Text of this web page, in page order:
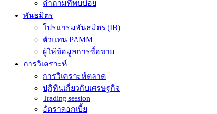
คำถามที่พบบ่อย
พันธมิตร
โปรแกรมพันธมิตร (IB)
ตัวแทน PAMM
ผู้ให้ข้อมูลการซื้อขาย
การวิเคราะห์
การวิเคราะห์ตลาด
ปฏิทินเกี่ยวกับเศรษฐกิจ
Trading session
อัตราดอกเบี้ย